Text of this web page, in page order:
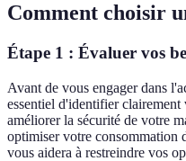
Comment choisir
Étape 1 : Évaluer vos
Avant de vous engager dans
essentiel d'identifier clairement
améliorer la sécurité de votre
optimiser votre consommation
vous aidera à restreindre vos